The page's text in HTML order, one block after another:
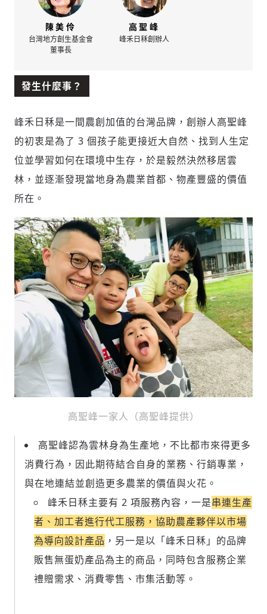
陳美伶
台灣地方創生基金會
董事長
高聖峰
峰禾日秝創辦人
發生什麼事？
峰禾日秝是一間農創加值的台灣品牌，創辦人高聖峰
的初衷是為了 3 個孩子能更接近大自然、找到人生定
位並學習如何在環境中生存，於是毅然決然移居雲
林 ，並逐漸發現當地身為農業首都、物產豐盛的價值
所在。
高聖峰一家人（高聖峰提供）
高聖峰認為雲林身為生產地，不比都市來得更多
消費行為，因此期待結合自身的業務、行銷專業，
與在地連結並創造更多農業的價值與火花 。
峰禾日秝主要有 2 項服務內容， 一是串連生產
者、加工者進行代工服務，協助農產夥伴以市場
為導向設計產品 ，另一是以「峰禾日秝」的品牌
販售無蛋奶產品為主的商品 ，同時包含服務企業
禮贈需求、消費零售、市集活動等。